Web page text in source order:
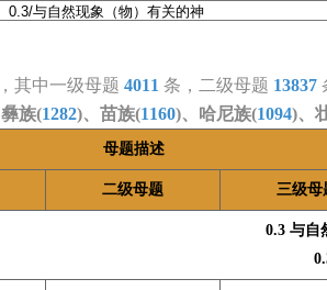
其中一级母题 4011 条，二级母题 13837
族(1282)、苗族(1160)、哈尼族(1094)、
母题描述
二级母题 三级母
0.3 与自